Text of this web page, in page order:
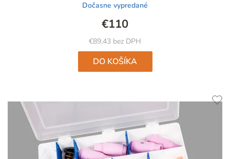
je
4,7
z
5
hviezdičiek.
Dočasne vypredané
€89,43 bez DPH
€110
DO KOŠÍKA